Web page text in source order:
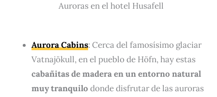
Auroras en el hotel Husafell
Aurora Cabins: Cerca del famosísimo glaciar
Vatnajökull, en el pueblo de Höfn, hay estas
cabañitas de madera en un entorno natural
muy tranquilo donde disfrutar de las auroras